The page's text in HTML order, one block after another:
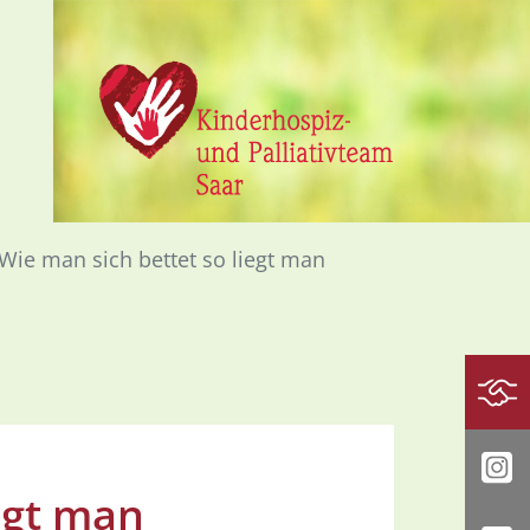
man sich bettet so liegt man
man